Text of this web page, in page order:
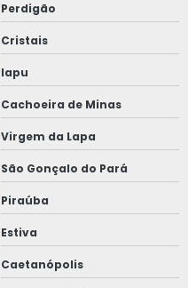
Perdigão
Cristais
Iapu
Cachoeira de Minas
Virgem da Lapa
São Gonçalo do Pará
Piraúba
Estiva
Caetanópolis